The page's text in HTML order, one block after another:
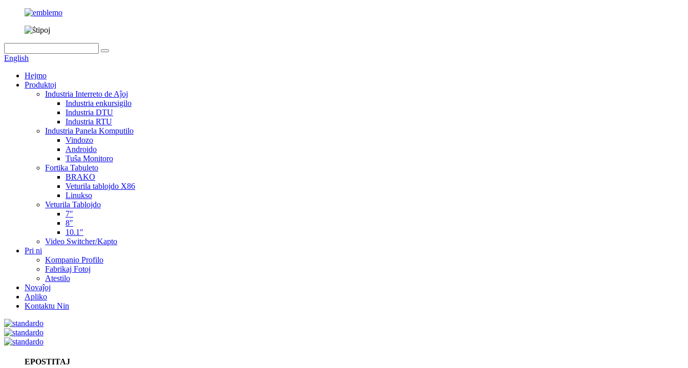
English
Hejmo
Produktoj
Industria Interreto de Aĵoj
Industria enkursigilo
Industria DTU
Industria RTU
Industria Panela Komputilo
Vindozo
Androido
Tuŝa Monitoro
Fortika Tabuleto
BRAKO
Veturila tablojdo X86
Linukso
Veturila Tablojdo
7″
8″
10.1″
Video Switcher/Kapto
Pri ni
Kompanio Profilo
Fabrikaj Fotoj
Atestilo
Novaĵoj
Apliko
Kontaktu Nin
EPOSTITAJ